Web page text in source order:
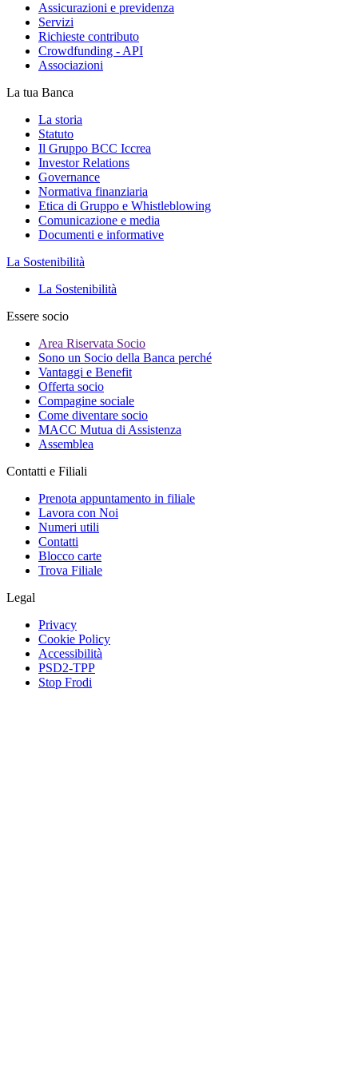
Assicurazioni e previdenza
Servizi
Richieste contributo
Crowdfunding - API
Associazioni
La tua Banca
La storia
Statuto
Il Gruppo BCC Iccrea
Investor Relations
Governance
Normativa finanziaria
Etica di Gruppo e Whistleblowing
Comunicazione e media
Documenti e informative
La Sostenibilità
La Sostenibilità
Essere socio
Area Riservata Socio
Sono un Socio della Banca perché
Vantaggi e Benefit
Offerta socio
Compagine sociale
Come diventare socio
MACC Mutua di Assistenza
Assemblea
Contatti e Filiali
Prenota appuntamento in filiale
Lavora con Noi
Numeri utili
Contatti
Blocco carte
Trova Filiale
Legal
Privacy
Cookie Policy
Accessibilità
PSD2-TPP
Stop Frodi